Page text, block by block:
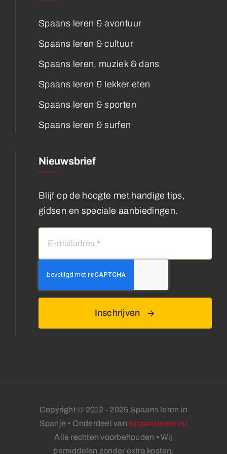
Spaans leren & avontuur
Spaans leren & cultuur
Spaans leren, muziek & dans
Spaans leren & lekker eten
Spaans leren & sporten
Spaans leren & surfen
Nieuwsbrief
Blijf op de hoogte met handige tips,
gidsen en speciale aanbiedingen.
Inschrijven
Copyright © 2012 - 2025 Spaans leren in
Spanje • Onderdeel van Spaansleren.nu
Alle rechten voorbehouden • Wij
bemiddelen zonder extra kosten.